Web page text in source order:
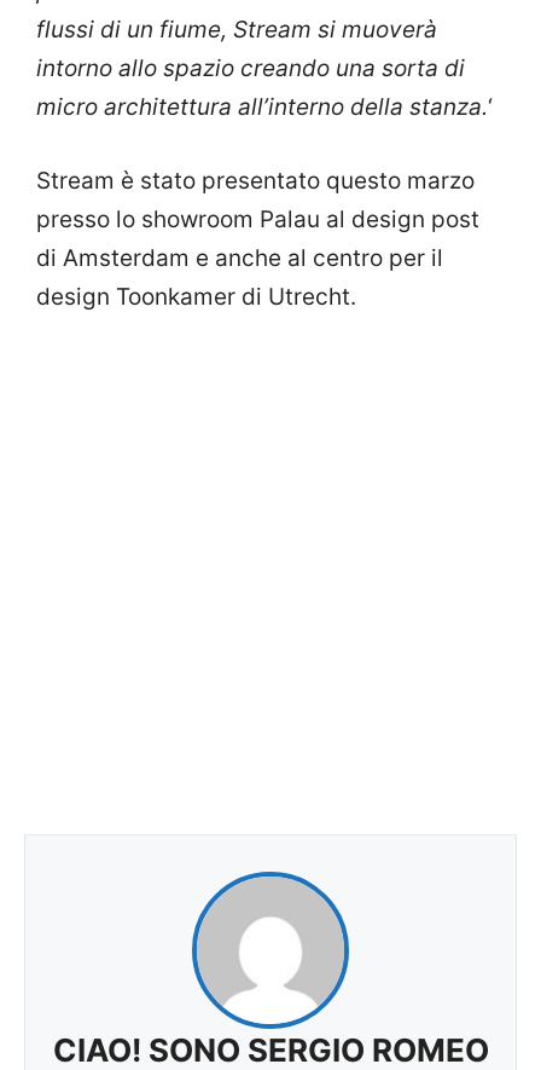
flussi di un fiume, Stream si muoverà
intorno allo spazio creando una sorta di
micro architettura all’interno della stanza.‘
Stream è stato presentato questo marzo
presso lo showroom Palau al design post
di Amsterdam e anche al centro per il
design Toonkamer di Utrecht.
CIAO! SONO SERGIO ROMEO